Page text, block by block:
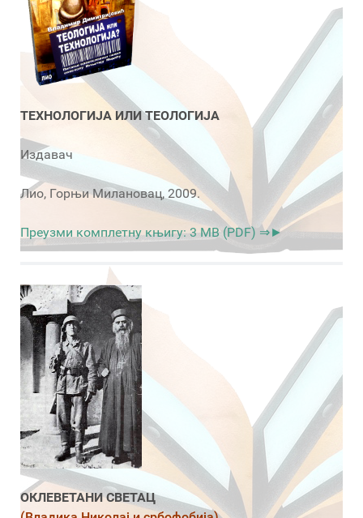
ТЕХНОЛОГИЈА ИЛИ ТЕОЛОГИЈА
Издавач
Лио, Горњи Милановац, 2009.
Преузми комплетну књигу: 3 MB (PDF) ⇒►
ОКЛЕВЕТАНИ СВЕТАЦ